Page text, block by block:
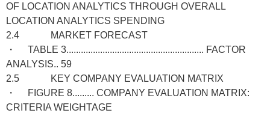
OF LOCATION ANALYTICS THROUGH OVERALL
LOCATION ANALYTICS SPENDING
2.4 MARKET FORECAST
・ TABLE 3......................................................... FACTOR
ANALYSIS.. 59
2.5 KEY COMPANY EVALUATION MATRIX
・ FIGURE 8......... COMPANY EVALUATION MATRIX:
CRITERIA WEIGHTAGE